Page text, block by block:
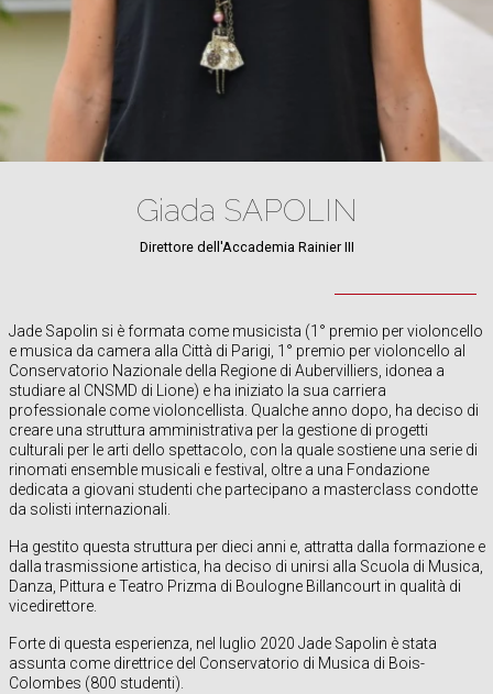
Giada SAPOLIN
Direttore dell'Accademia Rainier III
Jade Sapolin si è formata come musicista (1° premio per violoncello
e musica da camera alla Città di Parigi, 1° premio per violoncello al
Conservatorio Nazionale della Regione di Aubervilliers, idonea a
studiare al CNSMD di Lione) e ha iniziato la sua carriera
professionale come violoncellista. Qualche anno dopo, ha deciso di
creare una struttura amministrativa per la gestione di progetti
culturali per le arti dello spettacolo, con la quale sostiene una serie di
rinomati ensemble musicali e festival, oltre a una Fondazione
dedicata a giovani studenti che partecipano a masterclass condotte
da solisti internazionali.
Ha gestito questa struttura per dieci anni e, attratta dalla formazione e
dalla trasmissione artistica, ha deciso di unirsi alla Scuola di Musica,
Danza, Pittura e Teatro Prizma di Boulogne Billancourt in qualità di
vicedirettore.
Forte di questa esperienza, nel luglio 2020 Jade Sapolin è stata
assunta come direttrice del Conservatorio di Musica di Bois-
Colombes (800 studenti).